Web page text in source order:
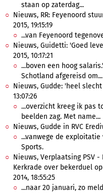
staan op zaterdag...
Nieuws, RR: Feyenoord
2015, 19:15:19
...van Feyenoord
Nieuws, Guidetti: 'Goed
2015, 10:17:21
...boven een hoog
Schotland afgereisd om...
Nieuws, Gudde: 'heel
13:07:26
...overzicht kreeg ik pas
beelden zag. Met name...
Nieuws, Gudde in RVC
...vanwege de
Sports.
Nieuws, Verplaatsing PSV
Kerkrade over bekerduel
2014, 18:55:25
...naar 20 januari, zo